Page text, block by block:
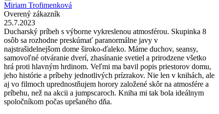
Miriam Trofimenková
Overený zákazník
25.7.2023
Ducharský príbeh s výborne vykreslenou atmosférou. Skupinka 8
osôb sa rozhodne preskúmať paranormálne javy v
najstrašidelnejšom dome široko-ďaleko. Máme duchov, seansy,
samovoľné otváranie dverí, zhasínanie svetiel a prirodzene všetko
hrá proti hlavným hrdinom. Veľmi ma bavil popis priestorov domu,
jeho histórie a príbehy jednotlivých prízrakov. Nie len v knihách, ale
aj vo filmoch uprednostňujem horory založené skôr na atmosfére a
príbehu, než na akcii a jumpscaroch. Kniha mi tak bola ideálnym
spoločníkom počas upršaného dňa.